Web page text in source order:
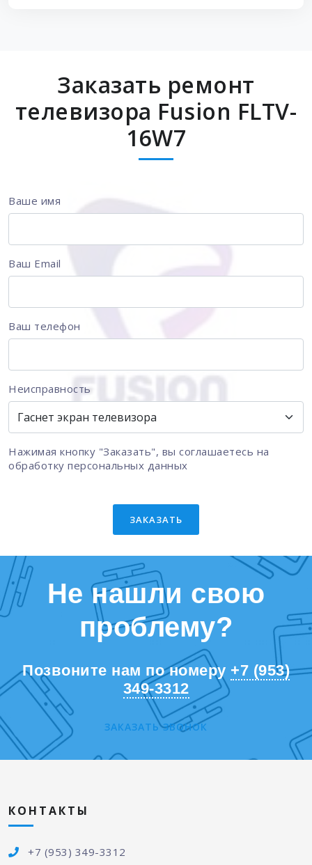
Заказать ремонт
телевизора Fusion FLTV-
16W7
Ваше имя
Ваш Email
Ваш телефон
Неисправность
Нажимая кнопку "Заказать", вы соглашаетесь на
обработку персональных данных
ЗАКАЗАТЬ
Не нашли свою
проблему?
Позвоните нам по номеру +7 (953)
349-3312
ЗАКАЗАТЬ ЗВОНОК
КОНТАКТЫ
+7 (953) 349-3312